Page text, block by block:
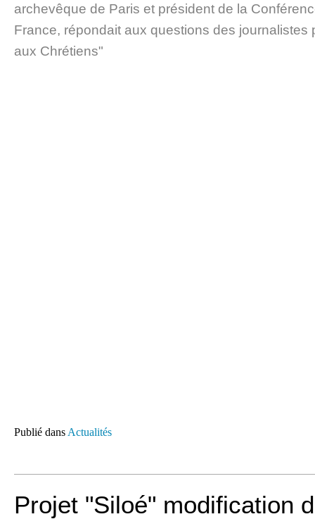
archevêque de Paris et président de la
France, répondait aux questions des journalistes
aux Chrétiens"
Publié dans Actualités
Projet "Siloé" modification